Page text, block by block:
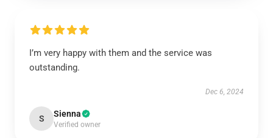
I’m very happy with them and the service was
outstanding.
Dec 6, 2024
S Sienna
Verified owner